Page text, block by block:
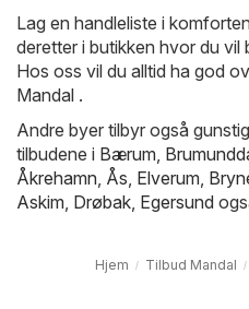
Lag en handleliste i
deretter i butikken hvor du vil
Hos oss vil du alltid ha god
Mandal .
Andre byer tilbyr også
tilbudene i Bærum
Åkrehamn Ås Elverum
Askim Drøbak Egersund
Hjem Tilbud Mandal